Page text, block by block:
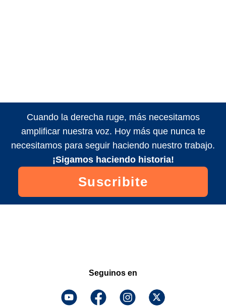
Cuando la derecha ruge, más necesitamos
amplificar nuestra voz. Hoy más que nunca te
necesitamos para seguir haciendo nuestro trabajo.
¡Sigamos haciendo historia!
Suscribite
Seguinos en